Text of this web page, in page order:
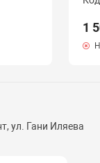
1
ул. Гани Иляева